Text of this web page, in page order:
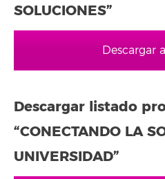
SOLUCIONES”
Descargar
Descargar listado
“CONECTANDO LA
UNIVERSIDAD”